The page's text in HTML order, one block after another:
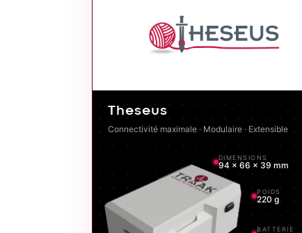
Theseus
Connectivité maximale · Modulaire · Extensible
DIMENSIONS
94 × 66 × 39 mm
POIDS
220 g
BATTERIE